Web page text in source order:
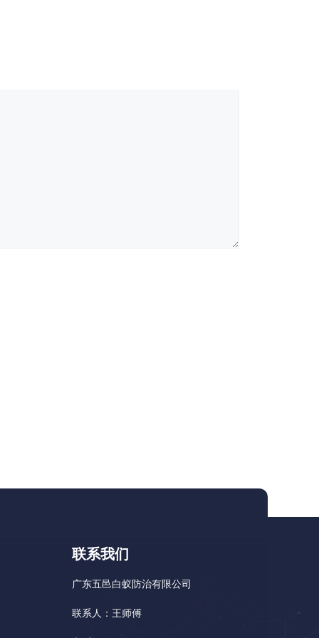
联系我们
广东五邑白蚁防治有限公司
联系人：王师傅